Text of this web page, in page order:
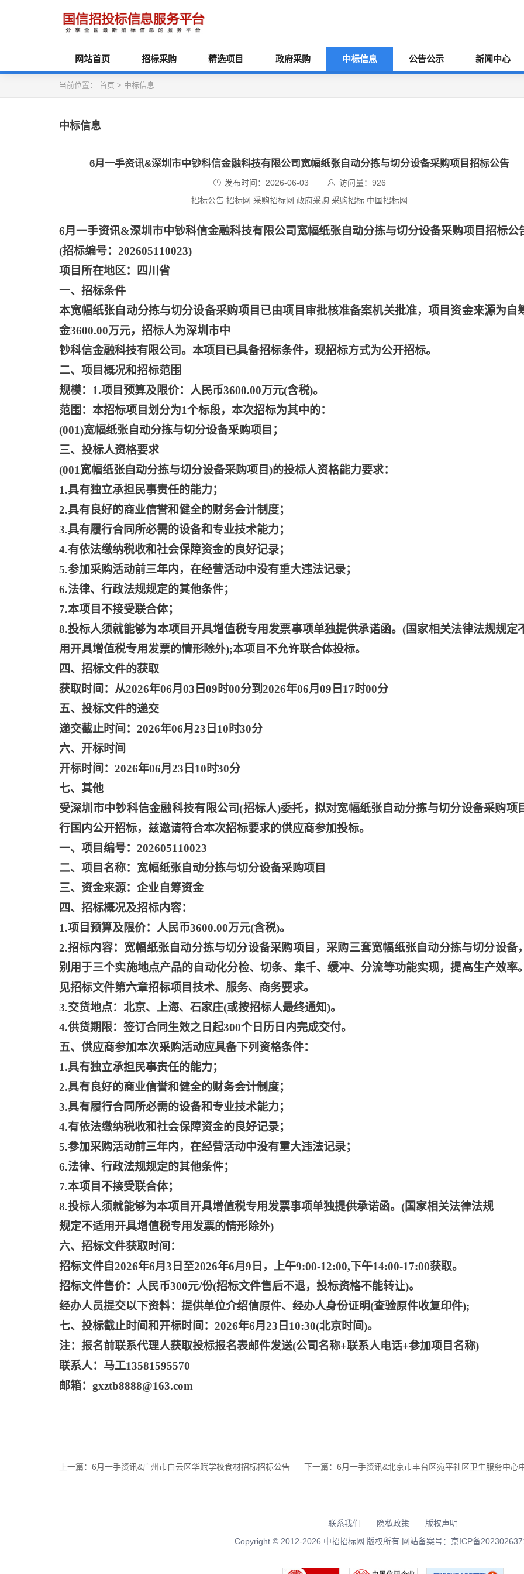
网站首页 招标采购 精选项目 政府采购 中标信息 公告公示 新闻中心
当前位置： 首页 > 中标信息
中标信息
6月一手资讯&深圳市中钞科信金融科技有限公司宽幅纸张自动分拣与切分设备采购项目招标公告
发布时间：2026-06-03 访问量：926
招标公告 招标网 采购招标网 政府采购 采购招标 中国招标网
6月一手资讯&深圳市中钞科信金融科技有限公司宽幅纸张自动分拣与切分设备采购项目招标公
(招标编号：202605110023)
项目所在地区：四川省
一、招标条件
本宽幅纸张自动分拣与切分设备采购项目已由项目审批核准备案机关批准，项目资金来源为自
金3600.00万元，招标人为深圳市中
钞科信金融科技有限公司。本项目已具备招标条件，现招标方式为公开招标。
二、项目概况和招标范围
规模： 1.项目预算及限价：人民币3600.00万元(含税)。
范围：本招标项目划分为1个标段，本次招标为其中的：
(001)宽幅纸张自动分拣与切分设备采购项目；
三、投标人资格要求
(001宽幅纸张自动分拣与切分设备采购项目)的投标人资格能力要求：
1.具有独立承担民事责任的能力；
2.具有良好的商业信誉和健全的财务会计制度；
3.具有履行合同所必需的设备和专业技术能力；
4.有依法缴纳税收和社会保障资金的良好记录；
5.参加采购活动前三年内，在经营活动中没有重大违法记录；
6.法律、行政法规规定的其他条件；
7.本项目不接受联合体；
8.投标人须就能够为本项目开具增值税专用发票事项单独提供承诺函。(国家相关法律法规规定
用开具增值税专用发票的情形除外);本项目不允许联合体投标。
四、招标文件的获取
获取时间：从2026年06月03日09时00分到2026年06月09日17时00分
五、投标文件的递交
递交截止时间： 2026年06月23日10时30分
六、开标时间
开标时间： 2026年06月23日10时30分
七、其他
受深圳市中钞科信金融科技有限公司(招标人)委托，拟对宽幅纸张自动分拣与切分设备采购项
行国内公开招标，兹邀请符合本次招标要求的供应商参加投标。
一、项目编号： 202605110023
二、项目名称：宽幅纸张自动分拣与切分设备采购项目
三、资金来源：企业自筹资金
四、招标概况及招标内容：
1.项目预算及限价：人民币3600.00万元(含税)。
2.招标内容：宽幅纸张自动分拣与切分设备采购项目，采购三套宽幅纸张自动分拣与切分设备
别用于三个实施地点产品的自动化分检、切条、集千、缓冲、分流等功能实现，提高生产效率
见招标文件第六章招标项目技术、服务、商务要求。
3.交货地点：北京、上海、石家庄(或按招标人最终通知)。
4.供货期限：签订合同生效之日起300个日历日内完成交付。
五、供应商参加本次采购活动应具备下列资格条件：
1.具有独立承担民事责任的能力；
2.具有良好的商业信誉和健全的财务会计制度；
3.具有履行合同所必需的设备和专业技术能力；
4.有依法缴纳税收和社会保障资金的良好记录；
5.参加采购活动前三年内，在经营活动中没有重大违法记录；
6.法律、行政法规规定的其他条件；
7.本项目不接受联合体；
8.投标人须就能够为本项目开具增值税专用发票事项单独提供承诺函。(国家相关法律法规
规定不适用开具增值税专用发票的情形除外)
六、招标文件获取时间：
招标文件自2026年6月3日至2026年6月9日，上午9:00-12:00,下午14:00-17:00获取。
招标文件售价：人民币300元/份(招标文件售后不退，投标资格不能转让)。
经办人员提交以下资料：提供单位介绍信原件、经办人身份证明(查验原件收复印件);
七、投标截止时间和开标时间： 2026年6月23日10:30(北京时间)。
注：报名前联系代理人获取投标报名表邮件发送(公司名称+联系人电话+参加项目名称)
联系人：马工13581595570
邮箱： gxztb8888@163.com
上一篇： 6月一手资讯&广州市白云区华赋学校食材招标招标公告 下一篇：6月一手资讯&北京市丰台区宛平社区卫生服务中心中药
联系我们 隐私政策
版权声明
Copyright © 2012-2026 中招招标网 版权所有 网站备案号： 京ICP备